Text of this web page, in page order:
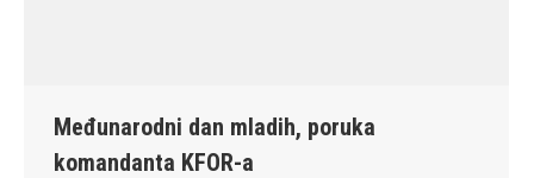
Međunarodni dan mladih, poruka
komandanta KFOR-a